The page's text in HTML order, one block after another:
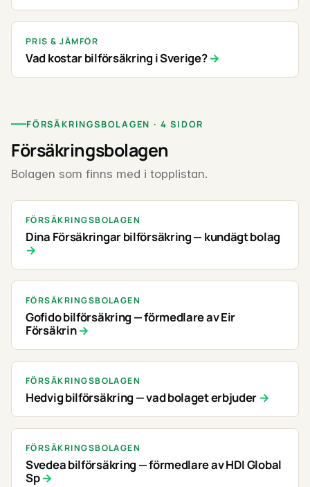
PRIS & JÄMFÖR
Vad kostar bilförsäkring i Sverige?
FÖRSÄKRINGSBOLAGEN · 4 SIDOR
Försäkringsbolagen
Bolagen som finns med i topplistan.
FÖRSÄKRINGSBOLAGEN
Dina Försäkringar bilförsäkring — kundägt bolag
FÖRSÄKRINGSBOLAGEN
Gofido bilförsäkring — förmedlare av Eir
Försäkrin
FÖRSÄKRINGSBOLAGEN
Hedvig bilförsäkring — vad bolaget erbjuder
FÖRSÄKRINGSBOLAGEN
Svedea bilförsäkring — förmedlare av HDI Global
Sp